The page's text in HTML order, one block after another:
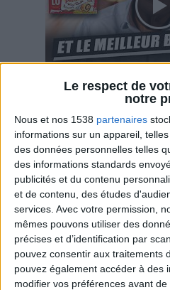
Le respect de
notre
Nous et nos 1538 partenaires
informations sur un appareil,
des données personnelles telles
des informations standards
publicités et du contenu
et de contenu, des études
services. Avec votre permission,
mêmes pouvons utiliser des
précises et d’identification par
pouvez consentir aux traitements
pouvez également accéder à des
modifier vos préférences avant
Savane, LU, Pepito,
ces
Webinaires en